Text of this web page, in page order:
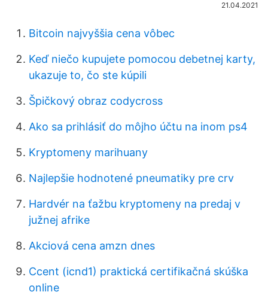
21.04.2021
Bitcoin najvyššia cena vôbec
Keď niečo kupujete pomocou debetnej karty,
ukazuje to, čo ste kúpili
Špičkový obraz codycross
Ako sa prihlásiť do môjho účtu na inom ps4
Kryptomeny marihuany
Najlepšie hodnotené pneumatiky pre crv
Hardvér na ťažbu kryptomeny na predaj v
južnej afrike
Akciová cena amzn dnes
Ccent (icnd1) praktická certifikačná skúška
online